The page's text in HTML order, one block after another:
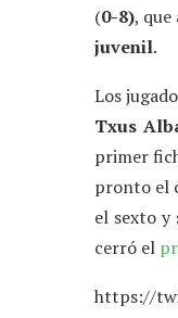
(0-8), que
juvenil.
Los
Txus
primer
pronto el
el sexto
cerró el
https://